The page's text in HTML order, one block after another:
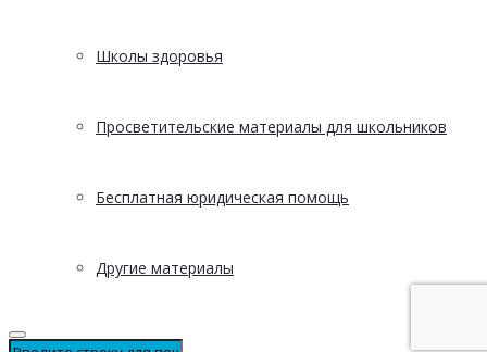
Школы здоровья
Просветительские материалы для школьников
Бесплатная юридическая помощь
Другие материалы